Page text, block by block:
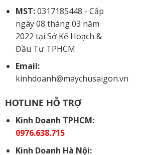
MST:0317185448 - Cấp
ngày 08 tháng 03 năm
2022 tại Sở Kế Hoạch &
Đầu Tư TPHCM
Email:
kinhdoanh@maychusaigon.vn
HOTLINE HỖ TRỢ
Kinh Doanh TPHCM:
0976.638.715
Kinh Doanh Hà Nội: